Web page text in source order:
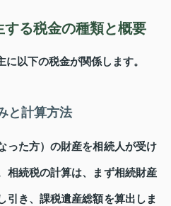
る税金の種類と概要
以下の税金が関係します。
と計算方法
った方）の財産を相続人が受け
相続税の計算は、まず相続財産
引き、課税遺産総額を算出しま